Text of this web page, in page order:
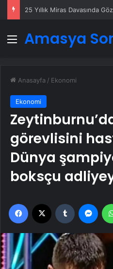
Menü
Amasya
Anasayfa / Ekonomi
Ekonomi
görevlisini
Dünya
boksçu
Facebook Tumblr